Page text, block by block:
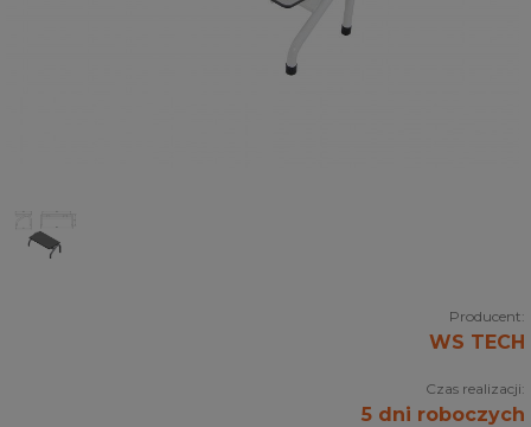
Producent:
WS TECH
Czas realizacji:
5 dni roboczych